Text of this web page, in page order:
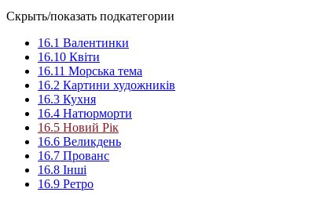
Скрыть/показать подкатегории
16.1 Валентинки
16.10 Квіти
16.11 Морська тема
16.2 Картини художників
16.3 Кухня
16.4 Натюрморти
16.5 Новий Рік
16.6 Великдень
16.7 Прованс
16.8 Інші
16.9 Ретро